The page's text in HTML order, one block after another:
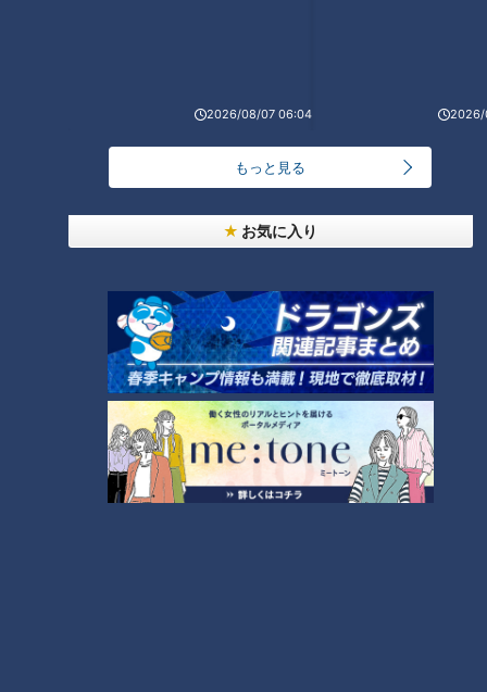
2026/08/07 06:04 2026/
もっと見る
お気に入り
つボイ「土岐市の方は寒天の産地でもあるので、ところてんも
作っている地域なわけです」
ブランド物のところてん
で味付けをして、生姜とネギをかけて食べていました」（Eさ
つボイ「甘くなければ酸っぱいだろうという分け方をしていま
したが、出汁が効いていて甘くも酸っぱくもない」
小高「そうめんつゆみたいな感じなのかな」